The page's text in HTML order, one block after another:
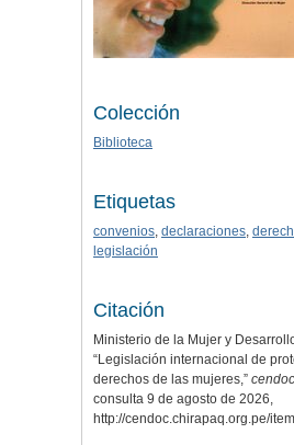
Colección
Biblioteca
Etiquetas
convenios, declaraciones,
legislación
Citación
Ministerio de la Mujer y
“Legislación internacional de
derechos de las mujeres,”
consulta 9 de agosto de 2026,
http://cendoc.chirapaq.org.pe/